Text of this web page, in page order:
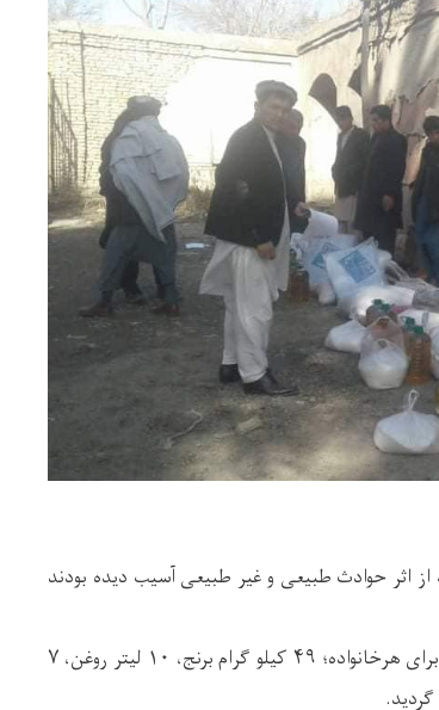
با حوادث ولایت بغلان، برای ۲۸ خانواده که از اثر حوادث طبیعی و غیر طبیعی آسیب دیده بودند
این کمک ها که شامل بسته های خوراکی و غیر خوراکی میشود، برای هرخانواده؛ ۴۹ کیلو گرام برنج، ۱۰ لیتر روغن، ۷